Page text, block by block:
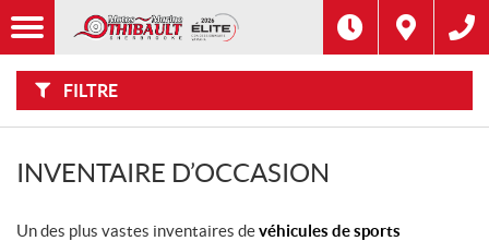
FILTRE
F
I
L
T
Options
Filtre
Catégorie
INVENTAIRE D’OCCASION
Un des plus vastes inventaires devéhicules de sports